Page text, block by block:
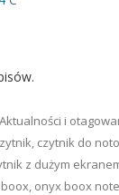
Aktualności i
, czytnik do
z dużym
, onyx boox